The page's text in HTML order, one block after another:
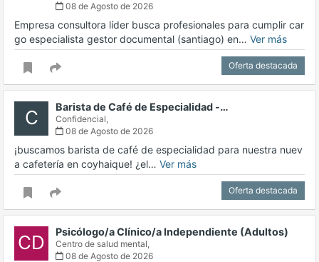
08 de Agosto de 2026
Empresa consultora líder busca profesionales para cumplir car
go especialista gestor documental (santiago) en… Ver más
Oferta destacada
C Barista de Café de Especialidad -…
Confidencial,
08 de Agosto de 2026
¡buscamos barista de café de especialidad para nuestra nuev
a cafetería en coyhaique! ¿el… Ver más
Oferta destacada
CD Psicólogo/a Clínico/a Independiente (Adultos)
Centro de salud mental,
08 de Agosto de 2026